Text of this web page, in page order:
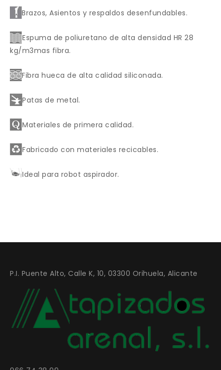
Brazos, Asientos y respaldos desenfundables.
Espuma de poliuretano de alta densidad HR 28
kg/m3mas fibra.
Fibra hueca de alta calidad siliconada.
Patas de metal.
Materiales de primera calidad.
Fabricado con materiales recicables.
Ideal para robot aspirador.
P.I. Puente Alto, Calle K, 10, 03300 Orihuela, Alicante